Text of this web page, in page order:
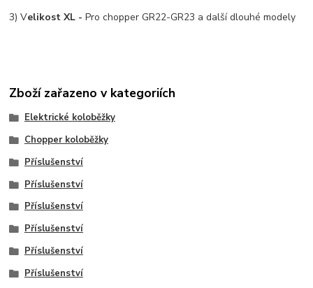
3) Velikost XL -Pro chopper GR22-GR23 a další dlouhé modely
Zboží zařazeno v kategoriích
Elektrické koloběžky
Chopper koloběžky
Příslušenství
Příslušenství
Příslušenství
Příslušenství
Příslušenství
Příslušenství